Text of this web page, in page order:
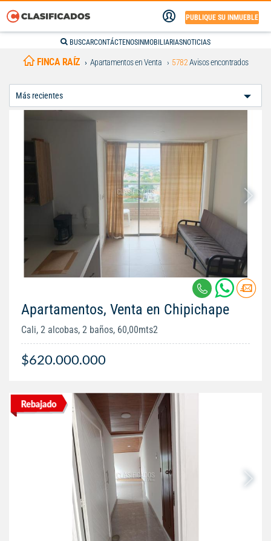
PUBLIQUE SU INMUEBLE
BUSCARCONTÁCTENOS INMOBILIARIASNOTICIAS
FINCA RAÍZ Apartamentos en Venta 5782Avisos encontrados
Apartamentos, Venta en Chipichape
Cali, 2 alcobas, 2 baños, 60,00mts2
$620.000.000